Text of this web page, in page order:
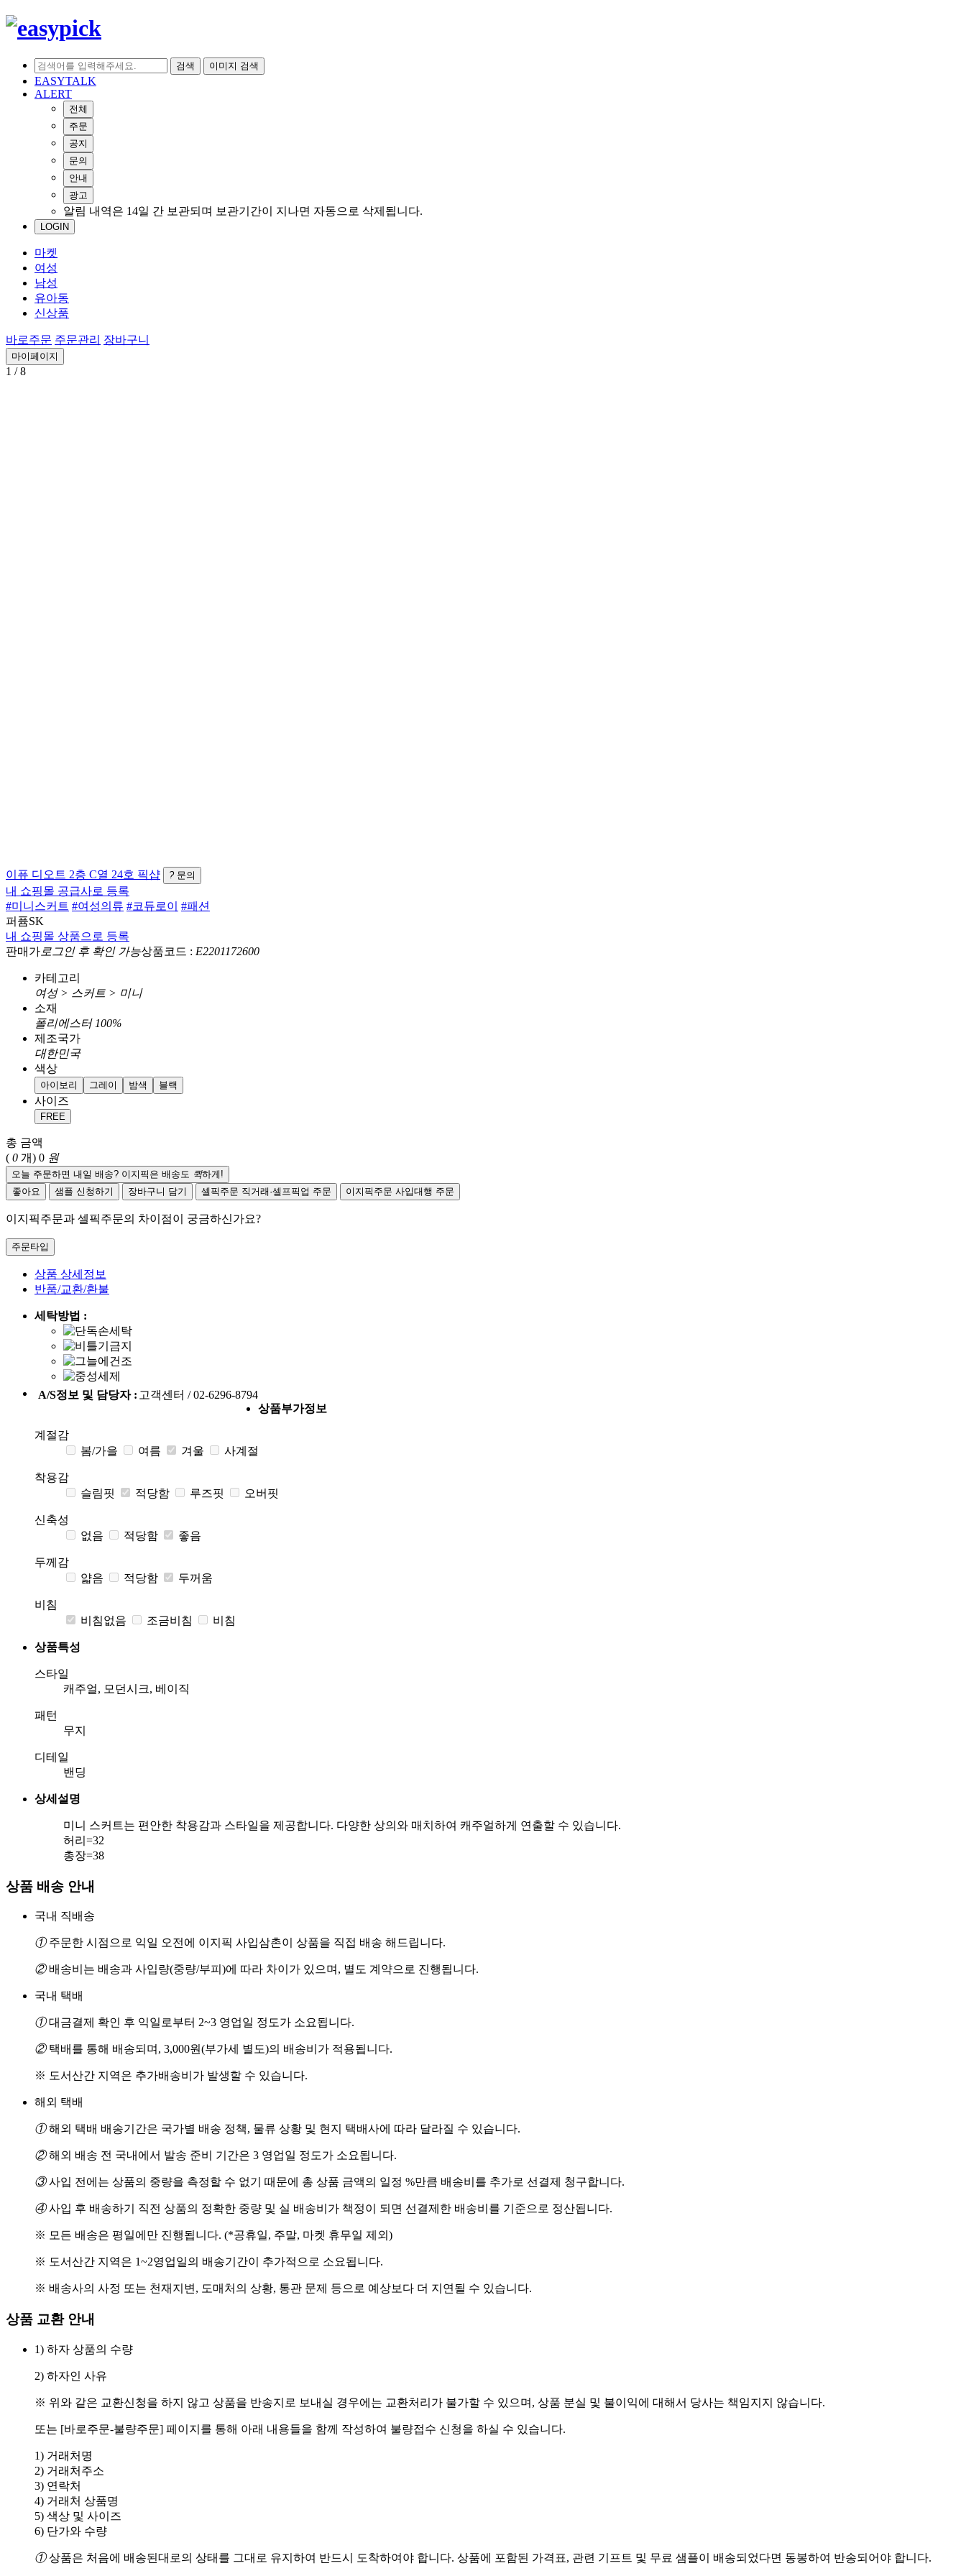
검색 이미지 검색
EASYTALK
ALERT
전체
주문
공지
문의
안내
광고
알림 내역은 14일 간 보관되며 보관기간이 지나면 자동으로 삭제됩니다.
LOGIN
마켓
여성
남성
유아동
신상품
바로주문 주문관리 장바구니
마이페이지
1 / 8
이퓨 디오트 2층 C열 24호 픽샵 ? 문의
내 쇼핑몰 공급사로 등록
#미니스커트 #여성의류 #코듀로이
#패션
퍼퓸SK
내 쇼핑몰 상품으로 등록
판매가 로그인 후 확인 가능상품코드 : E2201172600
카테고리
여성 > 스커트 > 미니
소재
폴리에스터 100%
제조국가
대한민국
색상
아이보리 그레이 밤색 블랙
사이즈
FREE
총 금액
( 0 개) 0 원
오늘 주문하면 내일 배송? 이지픽은 배송도 퀵하게!
좋아요
샘플 신청하기 장바구니 담기 셀픽주문 직거래·셀프픽업 주문 이지픽주문 사입대행 주문
이지픽주문과 셀픽주문의 차이점이 궁금하신가요?
주문타입
상품 상세정보
반품/교환/환불
세탁방법 :
A/S정보 및 담당자 : 고객센터 / 02-6296-8794
상품부가정보
계절감
봄/가을
여름 겨울 사계절
착용감
슬림핏
적당함 루즈핏 오버핏
신축성
없음
적당함 좋음
두께감
얇음
적당함 두꺼움
비침
비침없음
조금비침 비침
상품특성
스타일
캐주얼, 모던시크, 베이직
패턴
무지
디테일
밴딩
상세설명
미니 스커트는 편안한 착용감과 스타일을 제공합니다. 다양한 상의와 매치하여 캐주얼하게 연출할 수 있습니다.
허리=32
총장=38
상품 배송 안내
국내 직배송
①주문한 시점으로 익일 오전에 이지픽 사입삼촌이 상품을 직접 배송 해드립니다.
②배송비는 배송과 사입량(중량/부피)에 따라 차이가 있으며, 별도 계약으로 진행됩니다.
국내 택배
①대금결제 확인 후 익일로부터 2~3 영업일 정도가 소요됩니다.
②택배를 통해 배송되며, 3,000원(부가세 별도)의 배송비가 적용됩니다.
※ 도서산간 지역은 추가배송비가 발생할 수 있습니다.
해외 택배
①해외 택배 배송기간은 국가별 배송 정책, 물류 상황 및 현지 택배사에 따라 달라질 수 있습니다.
②해외 배송 전 국내에서 발송 준비 기간은 3 영업일 정도가 소요됩니다.
③사입 전에는 상품의 중량을 측정할 수 없기 때문에 총 상품 금액의 일정 %만큼 배송비를 추가로 선결제 청구합니다.
④사입 후 배송하기 직전 상품의 정확한 중량 및 실 배송비가 책정이 되면 선결제한 배송비를 기준으로 정산됩니다.
※ 모든 배송은 평일에만 진행됩니다. (*공휴일, 주말, 마켓 휴무일 제외)
※ 도서산간 지역은 1~2영업일의 배송기간이 추가적으로 소요됩니다.
※ 배송사의 사정 또는 천재지변, 도매처의 상황, 통관 문제 등으로 예상보다 더 지연될 수 있습니다.
상품 교환 안내
1) 하자 상품의 수량
2) 하자인 사유
※ 위와 같은 교환신청을 하지 않고 상품을 반송지로 보내실 경우에는 교환처리가 불가할 수 있으며, 상품 분실 및 불이익에 대해서 당사는 책임지지 않습니다.
또는 [바로주문-불량주문] 페이지를 통해 아래 내용들을 함께 작성하여 불량접수 신청을 하실 수 있습니다.
1) 거래처명
2) 거래처주소
3) 연락처
4) 거래처 상품명
5) 색상 및 사이즈
6) 단가와 수량
①상품은 처음에 배송된대로의 상태를 그대로 유지하여 반드시 도착하여야 합니다. 상품에 포함된 가격표, 관련 기프트 및 무료 샘플이 배송되었다면 동봉하여 반송되어야 합니다.